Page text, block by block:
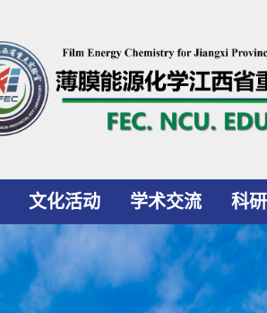
文化活动 学术交流 科